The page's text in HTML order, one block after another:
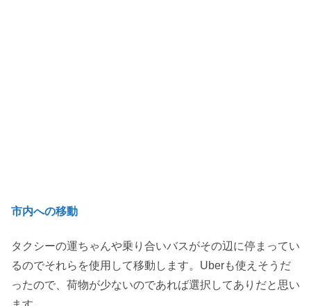
市内への移動
タクシーの運ちゃんや乗り合いバスがその辺に停まってい
るのでそれらを使用して移動します。Uberも使えそうだ
ったので、荷物が少ないのであれば選択してありだと思い